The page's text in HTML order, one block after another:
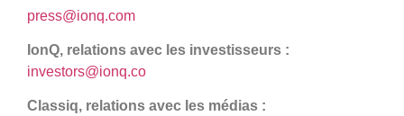
press@ionq.com
IonQ, relations avec les investisseurs :
investors@ionq.co
Classiq, relations avec les médias :